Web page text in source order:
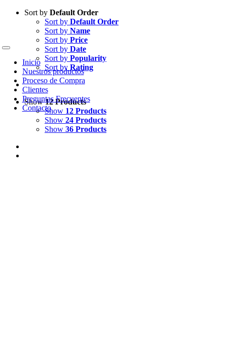
Skip
Toggle
Navigation
Inicio
Nuestros productos
Proceso de Compra
Clientes
Preguntas Frecuentes
Contacto
Sort by Default Order
Sort by Default Order
Sort by Name
Sort by Price
Sort by Date
Sort by Popularity
Sort by Rating
Show12 Products
Show 12 Products
Show 24 Products
Show 36 Products